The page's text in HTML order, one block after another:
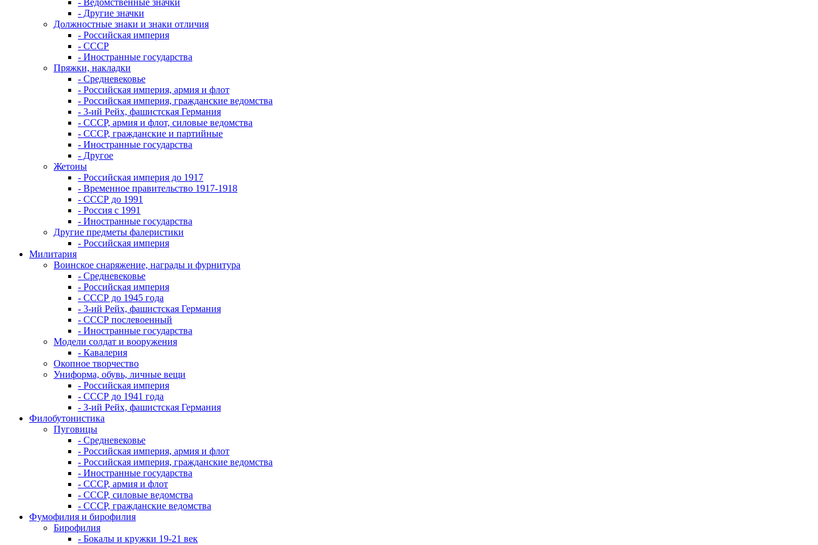
- Ведомственные значки
- Другие значки
Должностные знаки и знаки отличия
- Российская империя
- СССР
- Иностранные государства
Пряжки, накладки
- Средневековье
- Российская империя, армия и флот
- Российская империя, гражданские ведомства
- 3-ий Рейх, фашистская Германия
- СССР, армия и флот, силовые ведомства
- СССР, гражданские и партийные
- Иностранные государства
- Другое
Жетоны
- Российская империя до 1917
- Временное правительство 1917-1918
- СССР до 1991
- Россия с 1991
- Иностранные государства
Другие предметы фалеристики
- Российская империя
Милитария
Воинское снаряжение, награды и фурнитура
- Средневековье
- Российская империя
- СССР до 1945 года
- 3-ий Рейх, фашистская Германия
- СССР послевоенный
- Иностранные государства
Модели солдат и вооружения
- Кавалерия
Окопное творчество
Униформа, обувь, личные вещи
- Российская империя
- СССР до 1941 года
- 3-ий Рейх, фашистская Германия
Филобутонистика
Пуговицы
- Средневековье
- Российская империя, армия и флот
- Российская империя, гражданские ведомства
- Иностранные государства
- СССР, армия и флот
- СССР, силовые ведомства
- СССР, гражданские ведомства
Фумофилия и бирофилия
Бирофилия
- Бокалы и кружки 19-21 век